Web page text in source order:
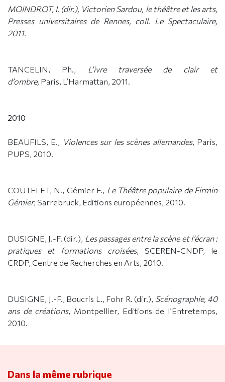
MOINDROT, I. (dir.), Victorien Sardou, le théâtre et les arts,
Presses universitaires de Rennes, coll. Le Spectaculaire,
2011.
TANCELIN, Ph.,
L’ivre traversée de clair et
d’ombre, Paris, L’Harmattan, 2011.
2010
BEAUFILS, E., Violences sur les scènes allemandes, Paris,
PUPS, 2010.
COUTELET, N., Gémier F., Le Théâtre populaire de Firmin
Gémier, Sarrebruck, Editions européennes, 2010.
DUSIGNE, J.-F. (dir.), Les passages entre la scène et l’écran :
pratiques et formations croisées, SCEREN-CNDP, le
CRDP, Centre de Recherches en Arts, 2010.
DUSIGNE, J.-F., Boucris L., Fohr R. (dir.), Scénographie, 40
ans de créations, Montpellier, Editions de l’Entretemps,
2010.
Dans la même rubrique